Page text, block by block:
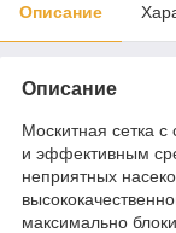
Описание
Описание
Москитная сетка
и эффективным
неприятных
максимально